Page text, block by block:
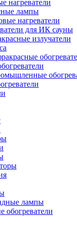
нагреватели
лампы
нагреватели
для ИК сауны
излучатели
лампы
обогреватели